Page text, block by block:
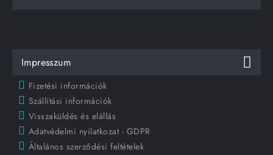
Impresszum
Fizetési információk
Szállítási információk
Visszaküldés és elállás
Adatvédelmi nyilatkozat - GDPR
Általános szerződési feltételek